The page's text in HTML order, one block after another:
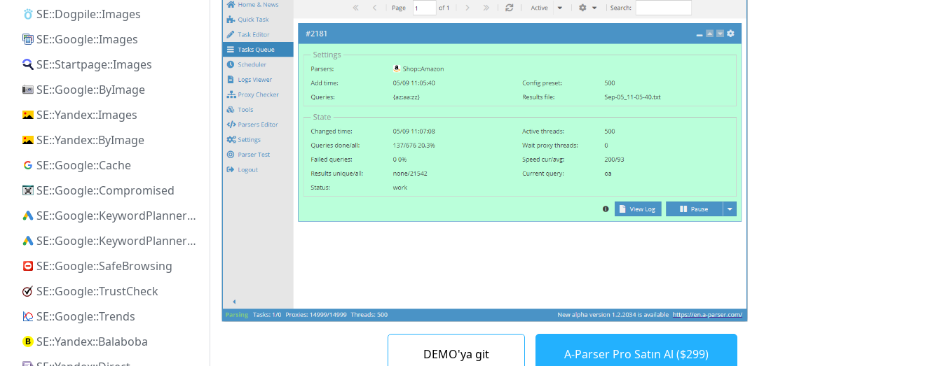
SE::Dogpile::Images
SE::Google::Images
SE::Startpage::Images
SE::Google::ByImage
SE::Yandex::Images
SE::Yandex::ByImage
SE::Google::Cache
SE::Google::Compromised
SE::Google::KeywordPlanner::Ideas
SE::Google::KeywordPlanner::SearchVolume
SE::Google::SafeBrowsing
SE::Google::TrustCheck
SE::Google::Trends
SE::Yandex::Balaboba
DEMO'ya git A-Parser Pro Satın Al ($299)